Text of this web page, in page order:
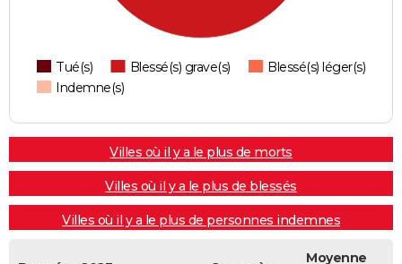
Tué(s) Blessé(s) grave(s)
Blessé(s) léger(s)
Indemne(s)
Villes où il y a le plus de morts
Villes où il y a le plus de blessés
Villes où il y a le plus de personnes indemnes
Moyenne